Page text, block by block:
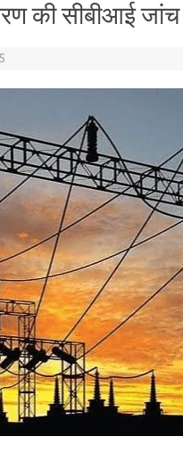
की सीबीआई जांच